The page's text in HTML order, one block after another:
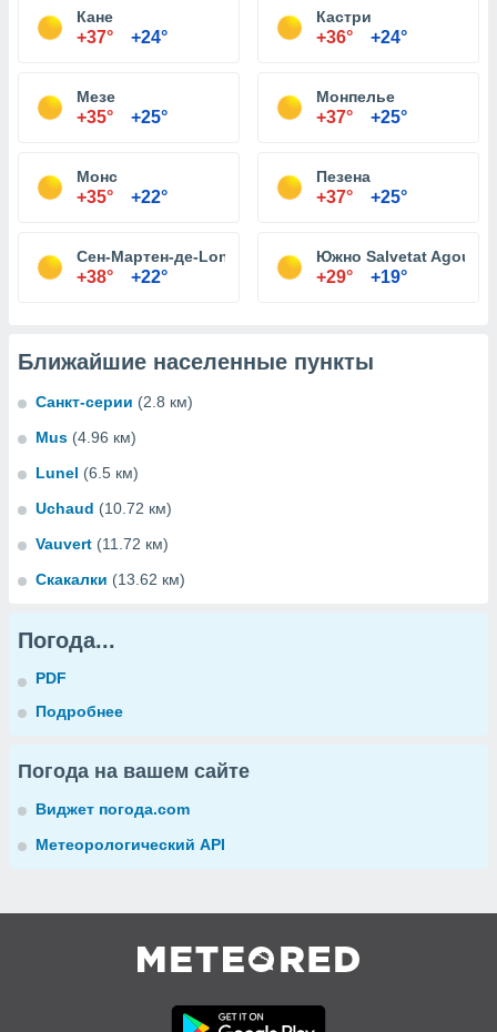
Кане
+37° +24°
Кастри
+36° +24°
Мезе
+35° +25°
Монпелье
+37° +25°
Монс
+35° +22°
Пезена
+37° +25°
Сен-Мартен-де-Londres
+38° +22°
Южно Salvetat Agout
+29° +19°
Ближайшие населенные пункты
Санкт-серии (2.8 км)
Mus (4.96 км)
Lunel (6.5 км)
Uchaud (10.72 км)
Vauvert (11.72 км)
Скакалки (13.62 км)
Погода...
PDF
Подробнее
Погода на вашем сайте
Виджет погода.com
Метеорологический API